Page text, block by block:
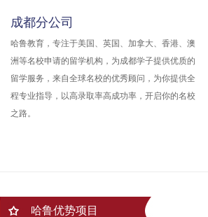
成都分公司
哈鲁教育，专注于美国、英国、加拿大、香港、澳
洲等名校申请的留学机构，为成都学子提供优质的
留学服务，来自全球名校的优秀顾问，为你提供全
程专业指导，以高录取率高成功率，开启你的名校
之路。
哈鲁优势项目